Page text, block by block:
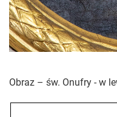
Obraz – św. Onufry - w